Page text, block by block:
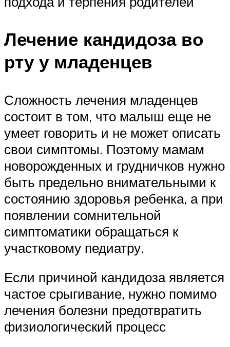
Лечение кандидоза во
рту у младенцев
Сложность лечения младенцев
состоит в том, что малыш еще не
умеет говорить и не может описать
свои симптомы. Поэтому мамам
новорожденных и грудничков нужно
быть предельно внимательными к
состоянию здоровья ребенка, а при
появлении сомнительной
симптоматики обращаться к
участковому педиатру.
Если причиной кандидоза является
частое срыгивание, нужно помимо
лечения болезни предотвратить
физиологический процесс